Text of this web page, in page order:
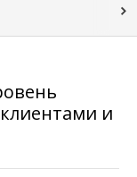
и